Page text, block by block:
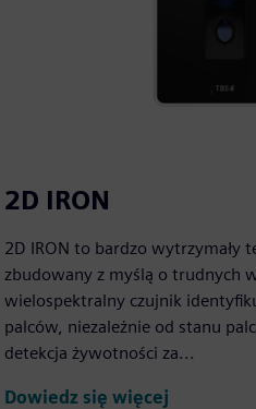
2D IRON
2D IRON to bardzo wytrzymały
zbudowany z myślą o trudnych
wielospektralny czujnik
palców, niezależnie od stanu
detekcja żywotności za...
Dowiedz się więcej